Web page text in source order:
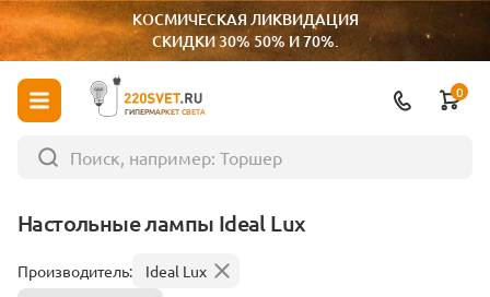
КОСМИЧЕСКАЯ ЛИКВИДАЦИЯ
СКИДКИ 30% 50% И 70%.
ГИПЕРМАРКЕТ СВЕТА
0
Настольные лампы Ideal Lux
Производитель: Ideal Lux